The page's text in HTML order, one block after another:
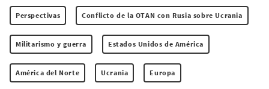
Perspectivas Conflicto de la OTAN con Rusia sobre Ucrania
Militarismo y guerra Estados Unidos de América
América del Norte Ucrania Europa